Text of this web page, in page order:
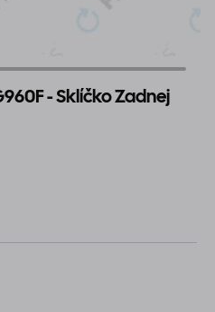
- Sklíčko Zadnej